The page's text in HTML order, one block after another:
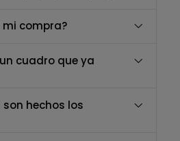
mi compra?
cuadro que ya
hechos los